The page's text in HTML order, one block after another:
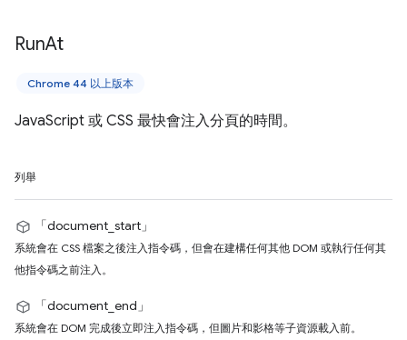
RunAt
Chrome 44 以上版本
JavaScript 或 CSS 最快會注入分頁的時間。
列舉
「document_start」
系統會在 CSS 檔案之後注入指令碼，但會在建構任何其他 DOM 或執行任何其
他指令碼之前注入。
「document_end」
系統會在 DOM 完成後立即注入指令碼，但圖片和影格等子資源載入前。